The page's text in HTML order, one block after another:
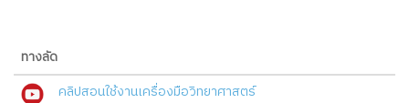
ทางลัด
คลิปสอนใช้งานเครื่องมือวิทยาศาสตร์